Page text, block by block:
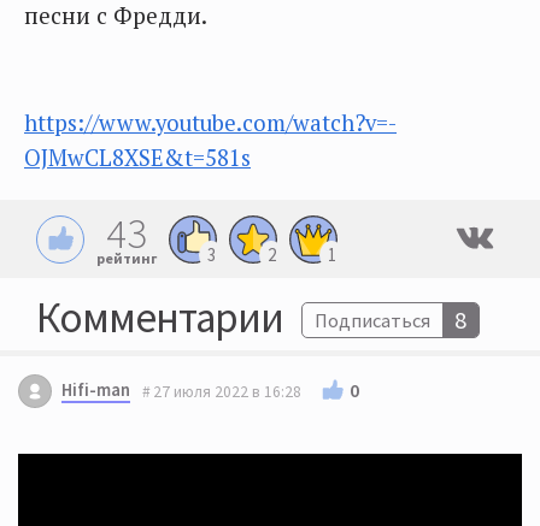
песни с Фредди.
https://www.youtube.com/watch?v=-
OJMwCL8XSE&t=581s
43
рейтинг 3 2 1
Комментарии Подписаться 8
Hifi-man 27 июля 2022 в 16:28 0